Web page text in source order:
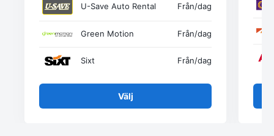
U-Save Auto Rental Från/dag
Green Motion Från/dag
Sixt Från/dag
Välj